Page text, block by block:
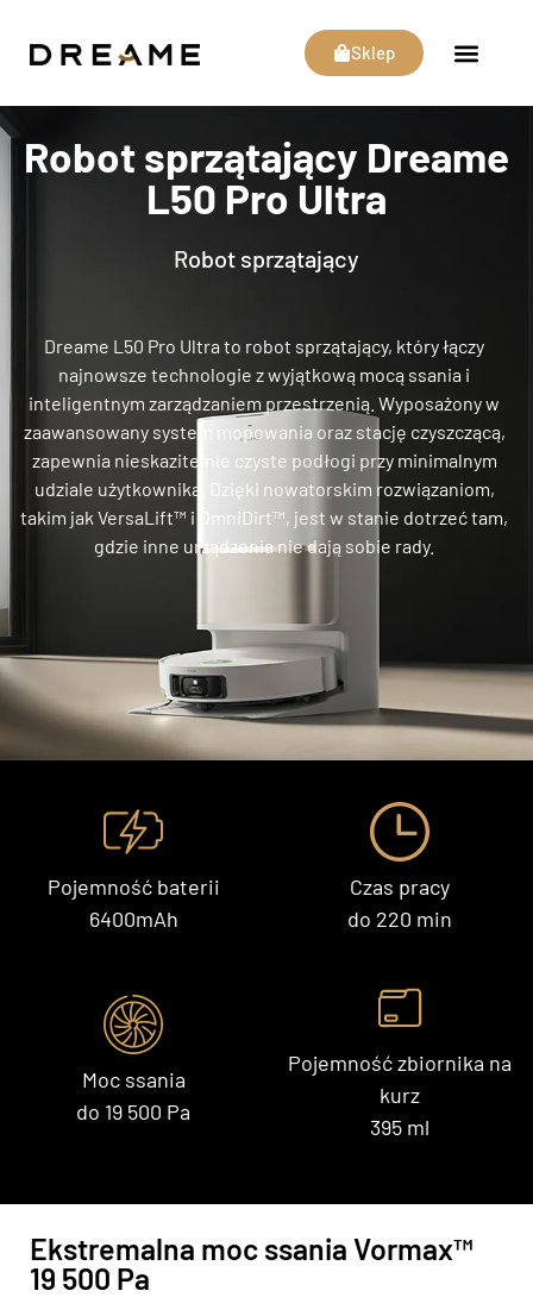
Sklep
Robot sprzątający Dreame
L50 Pro Ultra
Robot sprzątający
Dreame L50 Pro Ultra to robot sprzątający, który łączy
najnowsze technologie z wyjątkową mocą ssania i
inteligentnym zarządzaniem przestrzenią. Wyposażony w
zaawansowany system mopowania oraz stację czyszczącą,
zapewnia nieskazitelnie czyste podłogi przy minimalnym
udziale użytkownika. Dzięki nowatorskim rozwiązaniom,
takim jak VersaLift™ i OmniDirt™, jest w stanie dotrzeć tam,
gdzie inne urządzenia nie dają sobie rady.
Pojemność baterii
6400mAh
Czas pracy
do 220 min
Moc ssania
do 19 500 Pa
Pojemność zbiornika na
kurz
395 ml
Ekstremalna moc ssania Vormax™
19 500 Pa